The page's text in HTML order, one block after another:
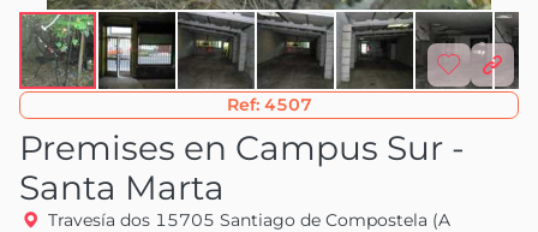
Ref: 4507
Premises en Campus Sur -
Santa Marta
Travesía dos 15705 Santiago de Compostela (A